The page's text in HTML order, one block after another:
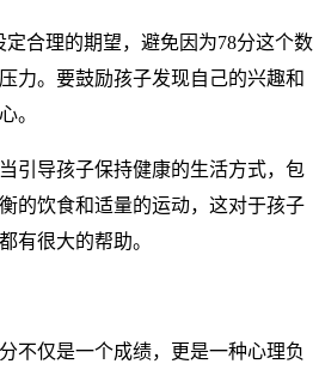
合理的期望，避免因为78分这个数
力。要鼓励孩子发现自己的兴趣和
。
引导孩子保持健康的生活方式，包
的饮食和适量的运动，这对于孩子
有很大的帮助。
不仅是一个成绩，更是一种心理负